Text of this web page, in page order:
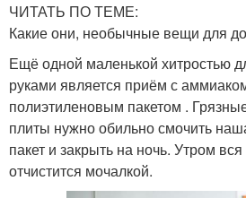
ЧИТАТЬ ПО ТЕМЕ:
Какие они, необычные вещи для
Ещё одной маленькой хитростью
руками является приём с
полиэтиленовым пакетом .
плиты нужно обильно смочить
пакет и закрыть на ночь. Утром вся
отчистится мочалкой.